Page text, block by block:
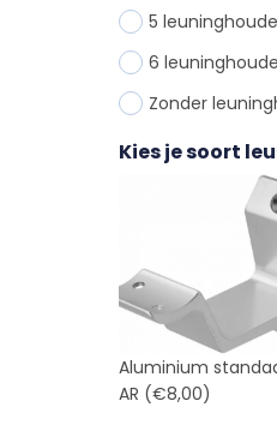
5
6
Zonder
Kies je soort
Aluminium
AR (€8,00)